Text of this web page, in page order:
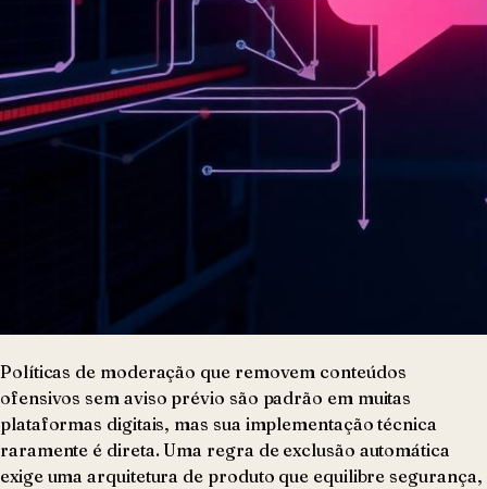
Políticas de moderação que removem conteúdos
ofensivos sem aviso prévio são padrão em muitas
plataformas digitais, mas sua implementação técnica
raramente é direta. Uma regra de exclusão automática
exige uma arquitetura de produto que equilibre segurança,